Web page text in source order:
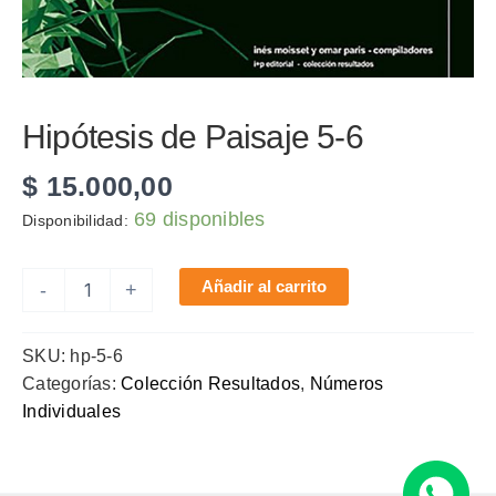
Hipótesis de Paisaje 5-6
$ 15.000,00
Disponibilidad: 69 disponibles
-
6
cantidad
+ Añadir al carrito
SKU: hp-5-6
Categorías: Colección Resultados, Números
Individuales